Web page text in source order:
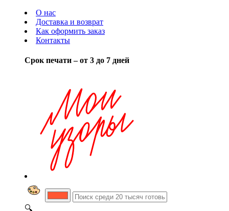
О нас
Доставка и возврат
Как оформить заказ
Контакты
Срок печати – от 3 до 7 дней
🔍